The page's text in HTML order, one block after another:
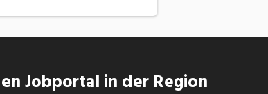
Jobportal in der Region